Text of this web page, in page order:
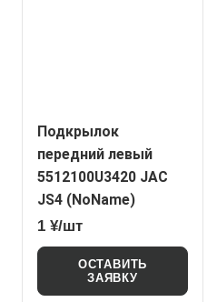
Подкрылок
передний левый
5512100U3420 JAC
JS4 (NoName)
1 ¥/шт
ОСТАВИТЬ
ЗАЯВКУ